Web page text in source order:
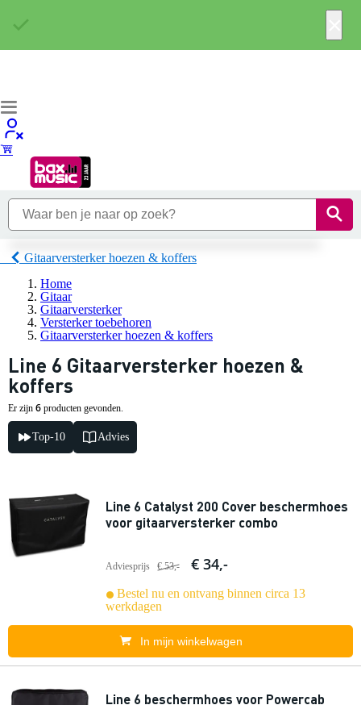
Gitaarversterker hoezen & koffers
Home
Gitaar
Gitaarversterker
Versterker toebehoren
Gitaarversterker hoezen & koffers
Line 6 Gitaarversterker hoezen &
koffers
Er zijn 6 producten gevonden.
Top-10 Advies
Line 6 Catalyst 200 Cover beschermhoes
voor gitaarversterker combo
Adviesprijs € 53,- € 34,-
Bestel nu en ontvang binnen circa 13
werkdagen
In mijn winkelwagen
Line 6 beschermhoes voor Powercab